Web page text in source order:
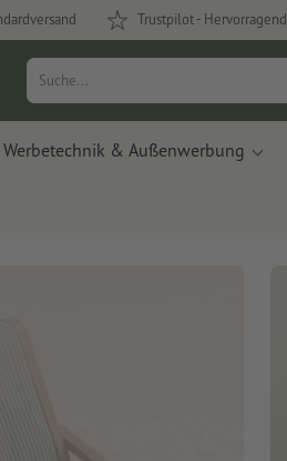
Trustpilot - Hervorragend
Werbetechnik & Außenwerbung